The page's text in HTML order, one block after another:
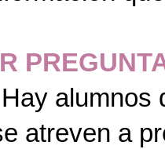
alumnos
atreven a